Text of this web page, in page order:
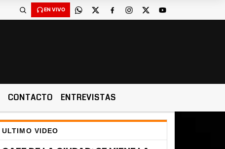
EN VIVO
CONTACTO ENTREVISTAS
ULTIMO VIDEO